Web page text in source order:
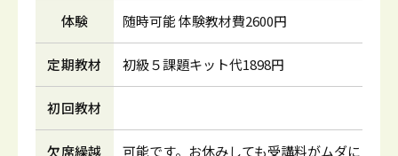
体験 随時可能 体験教材費2600円
定期教材 初級５課題キット代1898円
初回教材
欠席繰越
可能です。お休みしても受講料がムダに